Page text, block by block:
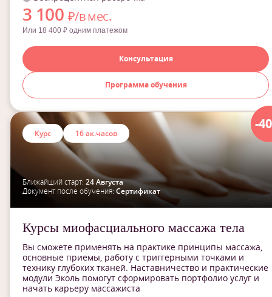
3 100 ₽/в мес.
Или 18 400 ₽ одним платежом
Консультация
Программа обучения
-
Курс 16 ак.часов
Ближайший старт: 24 Августа
Документ после обучения: Сертификат
Курсы миофасциального массажа тела
Вы сможете применять на практике принципы массажа,
основные приемы, работу с триггерными точками и
технику глубоких тканей. Наставничество и практические
модули Эколь помогут сформировать портфолио услуг и
начать карьеру массажиста